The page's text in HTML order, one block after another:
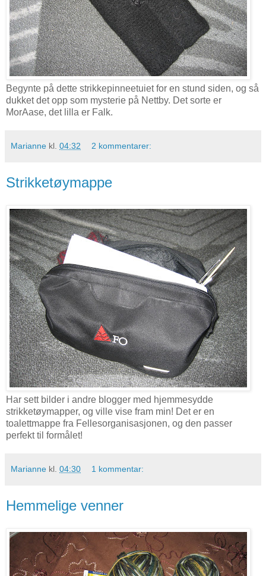
Begynte på dette strikkepinneetuiet for en stund siden, og så
dukket det opp som mysterie på Nettby. Det sorte er
MorAase, det lilla er Falk.
Marianne kl. 04:32 2 kommentarer:
Strikketøymappe
Har sett bilder i andre blogger med hjemmesydde
strikketøymapper, og ville vise fram min! Det er en
toalettmappe fra Fellesorganisasjonen, og den passer
perfekt til formålet!
Marianne kl. 04:30 1 kommentar:
Hemmelige venner